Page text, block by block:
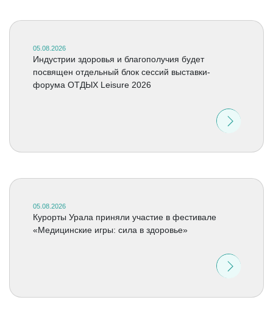
05.08.2026
Индустрии здоровья и благополучия будет
посвящен отдельный блок сессий выставки-
форума ОТДЫХ Leisure 2026
05.08.2026
Курорты Урала приняли участие в фестивале
«Медицинские игры: сила в здоровье»